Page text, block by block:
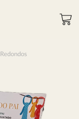
Redondos